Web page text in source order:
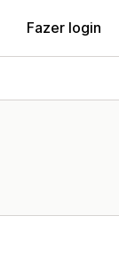
Fazer login